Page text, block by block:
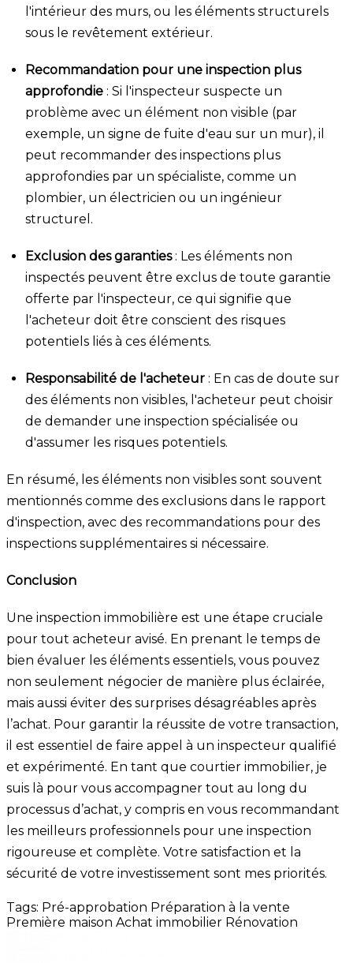
l'intérieur des murs, ou les éléments structurels
sous le revêtement extérieur.
Recommandation pour une inspection plus
approfondie : Si l'inspecteur suspecte un
problème avec un élément non visible (par
exemple, un signe de fuite d'eau sur un mur), il
peut recommander des inspections plus
approfondies par un spécialiste, comme un
plombier, un électricien ou un ingénieur
structurel.
Exclusion des garanties: Les éléments non
inspectés peuvent être exclus de toute garantie
offerte par l'inspecteur, ce qui signifie que
l'acheteur doit être conscient des risques
potentiels liés à ces éléments.
Responsabilité de l'acheteur : En cas de doute sur
des éléments non visibles, l'acheteur peut choisir
de demander une inspection spécialisée ou
d'assumer les risques potentiels.
En résumé, les éléments non visibles sont souvent
mentionnés comme des exclusions dans le rapport
d'inspection, avec des recommandations pour des
inspections supplémentaires si nécessaire.
Conclusion
Une inspection immobilière est une étape cruciale
pour tout acheteur avisé. En prenant le temps de
bien évaluer les éléments essentiels, vous pouvez
non seulement négocier de manière plus éclairée,
mais aussi éviter des surprises désagréables après
l’achat. Pour garantir la réussite de votre transaction,
il est essentiel de faire appel à un inspecteur qualifié
et expérimenté. En tant que courtier immobilier, je
suis là pour vous accompagner tout au long du
processus d’achat, y compris en vous recommandant
les meilleurs professionnels pour une inspection
rigoureuse et complète. Votre satisfaction et la
sécurité de votre investissement sont mes priorités.
Tags: Pré-approbation Préparation à la vente
Première maison Achat immobilier Rénovation